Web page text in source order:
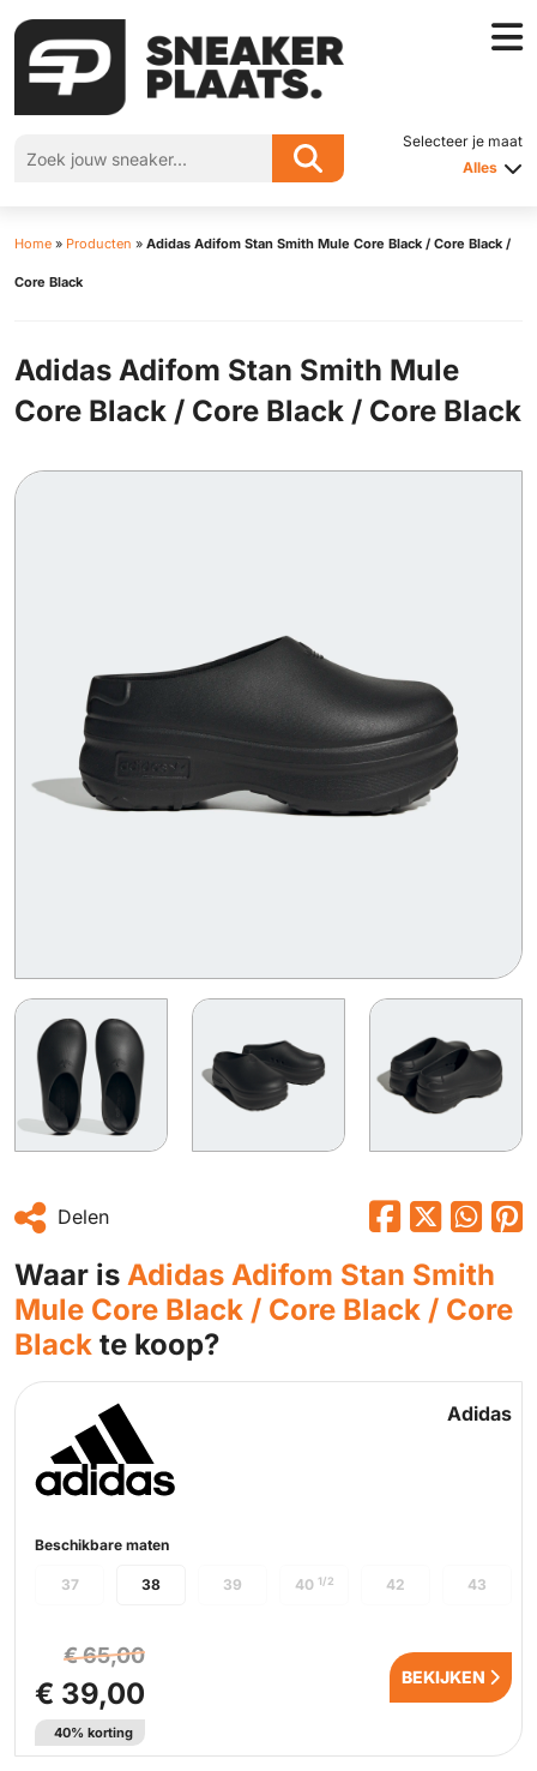
Selecteer je maat
Alles
Home » Producten » Adidas Adifom Stan Smith Mule Core Black / Core Black /
Core Black
Adidas Adifom Stan Smith Mule
Core Black / Core Black / Core Black
Delen
Waar is Adidas Adifom Stan Smith
Mule Core Black / Core Black / Core
Black te koop?
Adidas
Beschikbare maten
38
37 39 40 1/2 42 43
€ 65,00
€ 39,00
40% korting
BEKIJKEN